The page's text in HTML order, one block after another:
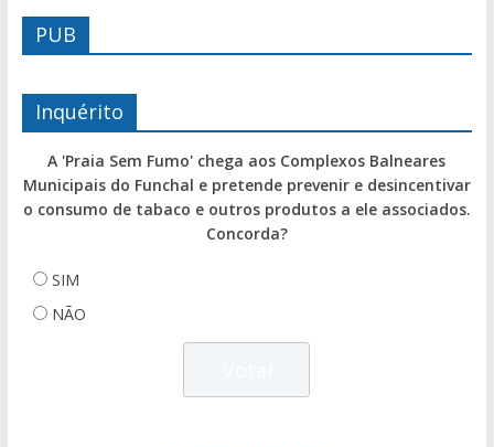
PUB
Inquérito
A 'Praia Sem Fumo' chega aos Complexos Balneares
Municipais do Funchal e pretende prevenir e desincentivar
o consumo de tabaco e outros produtos a ele associados.
Concorda?
SIM
NÃO